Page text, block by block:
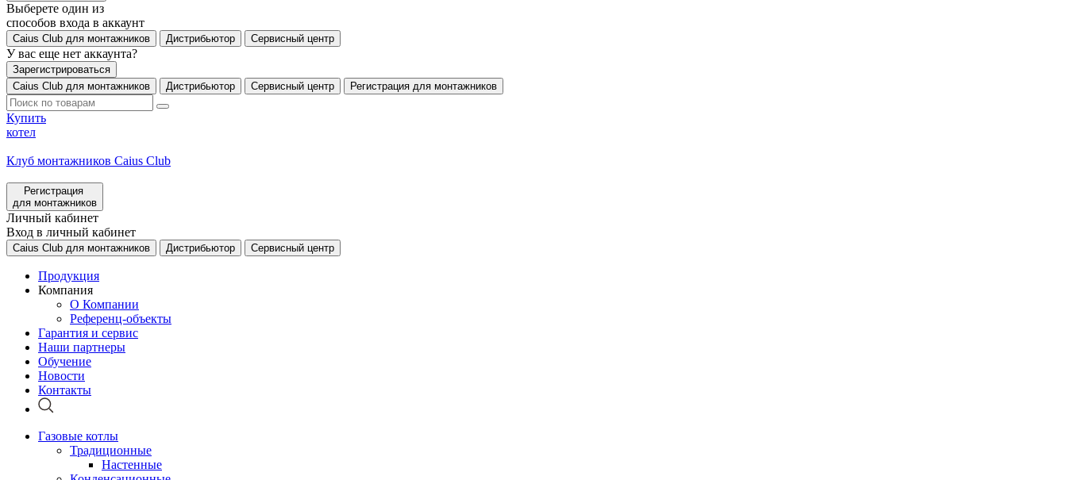
Выберете один из
способов входа в аккаунт
Caius Club для монтажников Дистрибьютор Сервисный центр
У вас еще нет аккаунта?
Зарегистрироваться
Caius Club для монтажников
Дистрибьютор Сервисный центр Регистрация для монтажников
Купить
котел
Клуб монтажников Caius Club
Регистрация
для монтажников
Личный кабинет
Вход в личный кабинет
Caius Club для монтажников Дистрибьютор Сервисный центр
Продукция
Компания
О Компании
Референц-объекты
Гарантия и сервис
Наши партнеры
Обучение
Новости
Контакты
Газовые котлы
Традиционные
Настенные